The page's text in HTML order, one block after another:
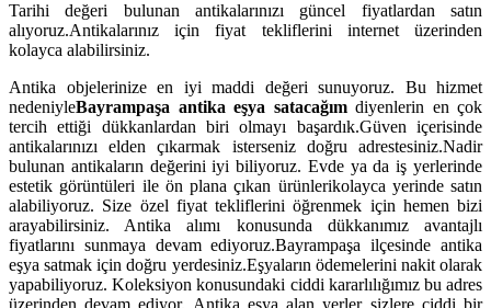
Tarihi değeri bulunan antikalarınızı güncel fiyatlardan satın
alıyoruz.Antikalarınız için fiyat tekliflerini internet üzerinden
kolayca alabilirsiniz.
Antika objelerinize en iyi maddi değeri sunuyoruz. Bu hizmet
nedeniyleBayrampaşa antika eşya satacağım diyenlerin en çok
tercih ettiği dükkanlardan biri olmayı başardık.Güven içerisinde
antikalarınızı elden çıkarmak isterseniz doğru adrestesiniz.Nadir
bulunan antikaların değerini iyi biliyoruz. Evde ya da iş yerlerinde
estetik görüntüleri ile ön plana çıkan ürünlerikolayca yerinde satın
alabiliyoruz. Size özel fiyat tekliflerini öğrenmek için hemen bizi
arayabilirsiniz. Antika alımı konusunda dükkanımız avantajlı
fiyatlarını sunmaya devam ediyoruz.Bayrampaşa ilçesinde antika
eşya satmak için doğru yerdesiniz.Eşyaların ödemelerini nakit olarak
yapabiliyoruz. Koleksiyon konusundaki ciddi kararlılığımız bu adres